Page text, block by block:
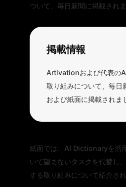
ついて、毎日新聞に掲載されま
掲載情報
Artivationおよび代表の
取り組みについて、毎日
および紙面に掲載されま
紙面では、AI Dictionaryを活
いて望まないタスクを代替し
する取り組みについて紹介され